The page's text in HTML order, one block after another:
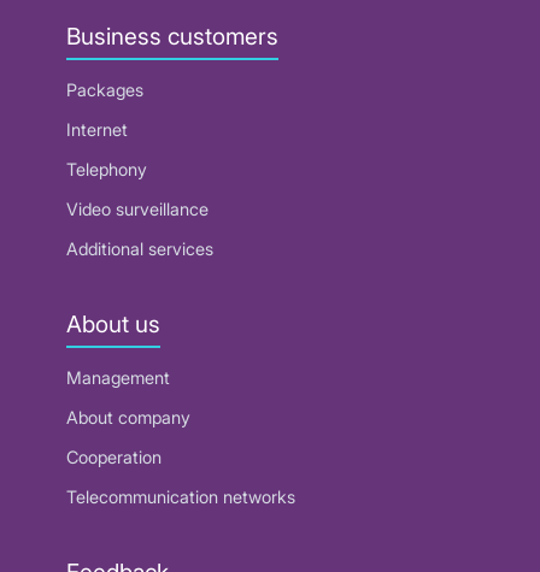
Business customers
Packages
Internet
Telephony
Video surveillance
Additional services
About us
Management
About company
Cooperation
Telecommunication networks